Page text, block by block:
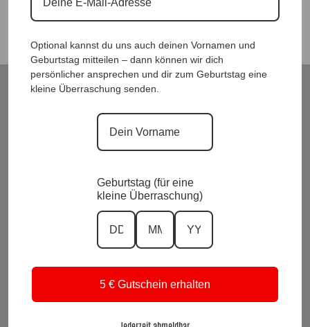
Suchen
ModeWelt Manu* Kainer, Kusmanekstrasse 22, 8280 Fürstenfeld
Versand und Rückgabe
Impressum und Datenschutzerklärung
Wiederrufsbelehrung
KI-Transparenz
Alle Preise inkl. Mwst.
Vertrag widerrufen
Suchen
Optional kannst du uns auch deinen Vornamen und
Geburtstag mitteilen – dann können wir dich
persönlicher ansprechen und dir zum Geburtstag eine
kleine Überraschung senden.
Geburtstag (für eine
kleine Überraschung)
5 € Gutschein erhalten